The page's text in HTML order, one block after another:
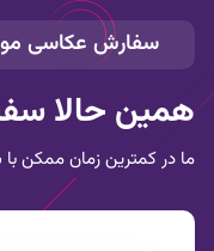
سفارش عکاسی
همین حالا
ما در کمترین زمان ممکن